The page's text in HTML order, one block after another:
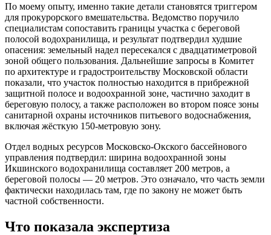
По моему опыту, именно такие детали становятся триггером
для прокурорского вмешательства. Ведомство поручило
специалистам сопоставить границы участка с береговой
полосой водохранилища, и результат подтвердил худшие
опасения: земельный надел пересекался с двадцатиметровой
зоной общего пользования. Дальнейшие запросы в Комитет
по архитектуре и градостроительству Московской области
показали, что участок полностью находится в прибрежной
защитной полосе и водоохранной зоне, частично заходит в
береговую полосу, а также расположен во втором поясе зоны
санитарной охраны источников питьевого водоснабжения,
включая жёсткую 150-метровую зону.
Отдел водных ресурсов Московско-Окского бассейнового
управления подтвердил: ширина водоохранной зоны
Икшинского водохранилища составляет 200 метров, а
береговой полосы — 20 метров. Это означало, что часть земли
фактически находилась там, где по закону не может быть
частной собственности.
Что показала экспертиза